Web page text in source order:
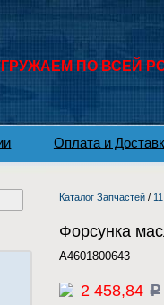
ПО ВСЕЙ
Оплата и
Каталог Запчастей /
Форсунка
A4601800643
2 458,84 c